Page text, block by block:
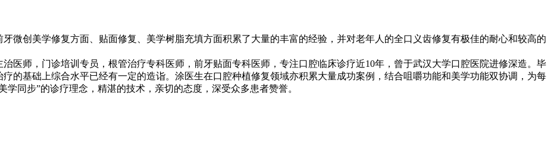
牙微创美学修复方面、贴面修复、美学树脂充填方面积累了大量的丰富的经验，并对老年人的全口义齿修复有极佳的耐心和较高的
医师，门诊培训专员，根管治疗专科医师，前牙贴面专科医师，专注口腔临床诊疗近10年，曾于武汉大学口腔医院进修深造。毕
的基础上综合水平已经有一定的造诣。涂医生在口腔种植修复领域亦积累大量成功案例，结合咀嚼功能和美学功能双协调，为每
同步”的诊疗理念，精湛的技术，亲切的态度，深受众多患者赞誉。